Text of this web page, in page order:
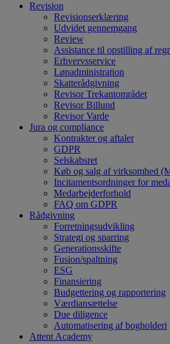
Revision
Revisionserklæring
Udvidet gennemgang
Review
Assistance til opstilling af
Erhvervsservice
Lønadministration
Skatterådgivning
Revisor Trekantområdet
Revisor Billund
Revisor Varde
Jura og compliance
Kontrakter og aftaler
GDPR
Selskabsret
Køb og salg af virksomhed
Incitamentsordninger for
Medarbejderforhold
FAQ om GDPR
Rådgivning
Forretningsudvikling
Strategi og sparring
Generationsskifte
Fusion/spaltning
ESG
Finansiering
Budgettering og rapportering
Værdiansættelse
Due diligence
Automatisering af bogholderi
Attent Academy